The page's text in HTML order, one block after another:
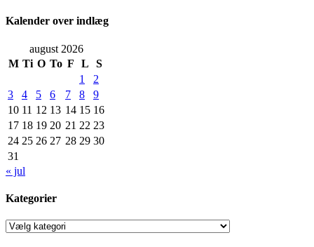
Kalender over indlæg
august 2026
M Ti O To F L
S
1
2
3
4 5 6 7 8
9
10 11 12 13 14 15 16
17 18 19 20 21 22 23
24 25 26 27 28 29 30
31
« jul
Kategorier
Kategorier